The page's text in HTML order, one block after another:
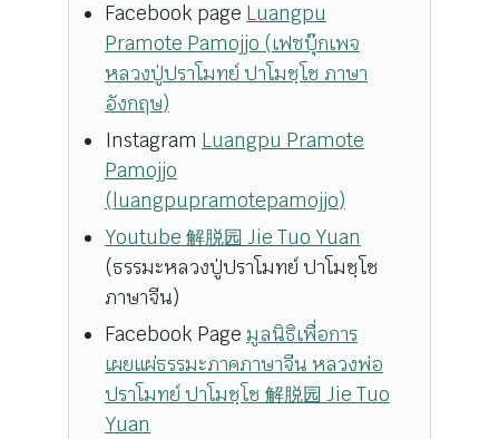
Facebook page Luangpu
Pramote Pamojjo (เฟซบุ๊กเพจ
หลวงปู่ปราโมทย์ ปาโมชฺโช ภาษา
อังกฤษ)
Instagram Luangpu Pramote
Pamojjo
(luangpupramotepamojjo)
Youtube 解脱园 Jie Tuo Yuan
(ธรรมะหลวงปู่ปราโมทย์ ปาโมชฺโช
ภาษาจีน)
Facebook Page มูลนิธิเพื่อการ
เผยแผ่ธรรมะภาคภาษาจีน หลวงพ่อ
ปราโมทย์ ปาโมชฺโช 解脱园 Jie Tuo
Yuan